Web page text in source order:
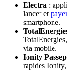
Electra :
lancer et
smartphone.
via mobile.
Ionity
rapides Ionity,